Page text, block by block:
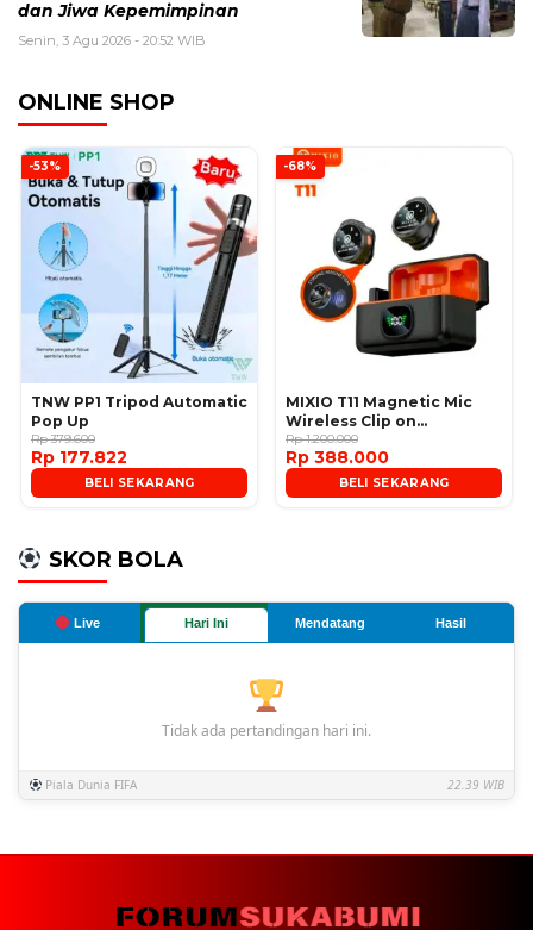
dan Jiwa Kepemimpinan
Senin, 3 Agu 2026 - 20:52 WIB
ONLINE SHOP
-53%
TNW PP1 Tripod Automatic
Pop Up
Rp 379.600
Rp 177.822
BELI SEKARANG
-68%
MIXIO T11 Magnetic Mic
Wireless Clip on
Microphone
Rp 1.200.000
Rp 388.000
BELI SEKARANG
SKOR BOLA
Live Hari Ini Mendatang Hasil
Tidak ada pertandingan hari ini.
Piala Dunia FIFA 22.39 WIB